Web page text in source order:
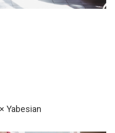
Yabesian